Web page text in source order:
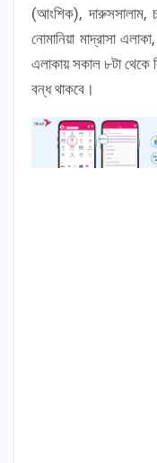
(আংশিক), দারুসসালাম,
নোমানিয়া মাদ্রাসা
এলাকায় সকাল ৮টা থেকে
বন্ধ থাকবে।